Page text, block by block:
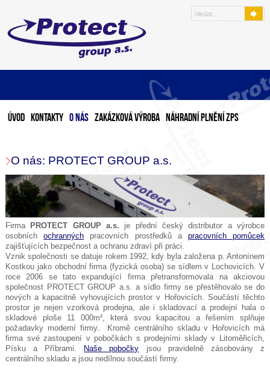
O nás: PROTECT GROUP a.s.
Firma PROTECT GROUP a.s. je přední český distributor a výrobce
osobníchochranných pracovních prostředků a pracovních pomůcek
zajišťujících bezpečnost a ochranu zdraví při práci.
Vznik společnosti se datuje rokem 1992, kdy byla založena p. Antonínem
Kostkou jako obchodní firma (fyzická osoba) se sídlem v Lochovicích. V
roce 2006 se tato expandující firma přetransformovala na akciovou
společnost PROTECT GROUP a.s. a sídlo firmy se přestěhovalo se do
nových a kapacitně vyhovujících prostor v Hořovicích. Součástí těchto
prostor je nejen vzorková prodejna, ale i skladovací a prodejní hala o
skladové ploše 11 000m², která svou kapacitou a řešením splňuje
požadavky moderní firmy. Kromě centrálního skladu v Hořovicích má
firma své zastoupení v pobočkách s prodejními sklady v Litoměřicích,
Písku a Příbrami.
Naše pobočky jsou pravidelně zásobovány z
centrálního skladu a jsou nedílnou součástí firmy.
Úvod Kontakty O nás Zakázková výroba Náhradní plnění ZPS